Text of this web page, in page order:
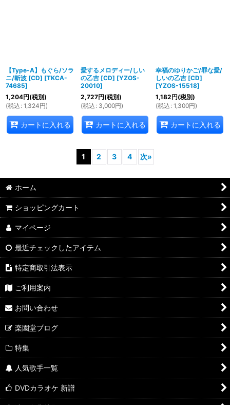
【Type-A】もぐら/ソラ
ニ/斬波 [CD] [TKCA-
74685]
1,204円(税別)
(税込 : 1,324円)
カートに入れる
愛するメロディー/しい
の乙吉 [CD] [YZOS-
20010]
2,727円(税別)
(税込 : 3,000円)
カートに入れる
幸福のゆりかご/罪な愛/
しいの乙吉 [CD]
[YZOS-15518]
1,182円(税別)
(税込 : 1,300円)
カートに入れる
1 2 3 4 次»
ホーム
ショッピングカート
マイページ
最近チェックしたアイテム
特定商取引法表示
ご利用案内
お問い合わせ
楽園堂ブログ
特集
人気歌手一覧
DVDカラオケ 新譜